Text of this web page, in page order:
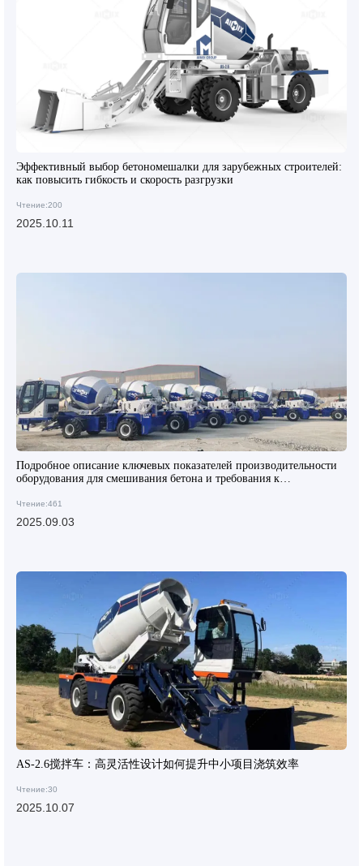
Эффективный выбор бетономешалки для зарубежных строителей:
как повысить гибкость и скорость разгрузки
Чтение:200
2025.10.11
Подробное описание ключевых показателей производительности
оборудования для смешивания бетона и требования к
Чтение:461
2025.09.03
AS-2.6搅拌车：高灵活性设计如何提升中小项目浇筑效率
Чтение:30
2025.10.07